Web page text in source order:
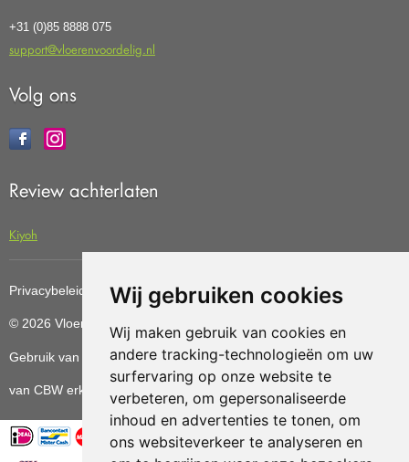
Wij gebruiken cookies
Wij maken gebruik van cookies en
andere tracking-technologieën om uw
surfervaring op onze website te
verbeteren, om gepersonaliseerde
inhoud en advertenties te tonen, om
ons websiteverkeer te analyseren en
+31 (0)85 8888 075
support@vloerenvoordelig.nl
Volg ons
Review achterlaten
Kiyoh
Privacybeleid Cookiebeleid Update cookies preferences
© 2026 Vloerenvoordelig
Gebruik van deze site betekent dat u dealgemene voorwaarden
van CBW erkende woonwinkels accepteert.